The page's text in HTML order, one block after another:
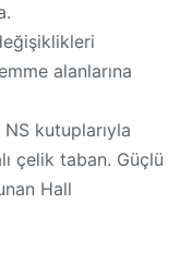
alanlarına
kutuplarıyla
çelik taban. Güçlü
Hall